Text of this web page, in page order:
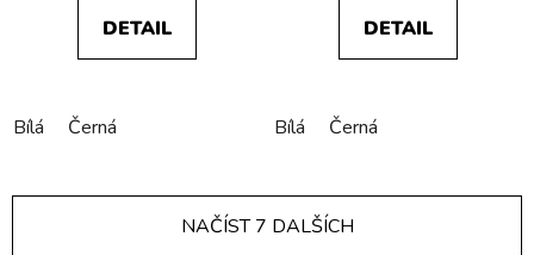
DETAIL
Bílá Černá
DETAIL
Bílá Černá
NAČÍST 7 DALŠÍCH